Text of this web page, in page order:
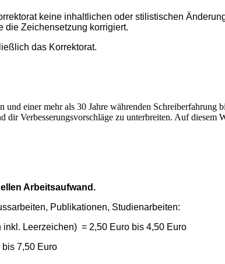
keine inhaltlichen oder stilistischen
die Zeichensetzung korrigiert.
das Korrektorat.
einer mehr als 30 Jahre währenden Schreiberfahrung
Verbesserungsvorschläge zu unterbreiten. Auf diesem
Arbeitsaufwand.
Publikationen, Studienarbeiten:
Leerzeichen) = 2,50 Euro bis 4,50 Euro
bis 7,50 Euro